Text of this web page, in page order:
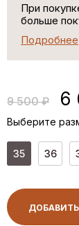
При
больше
Подробнее
9 500 ₽ 6
Выберите
35 36